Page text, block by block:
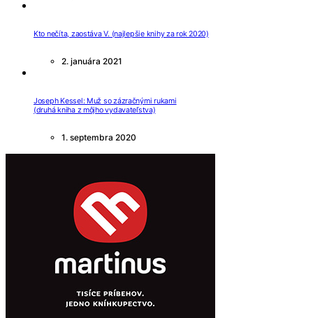
Kto nečíta, zaostáva V. (najlepšie knihy za rok 2020)
2. januára 2021
Joseph Kessel: Muž so zázračnými rukami
(druhá kniha z môjho vydavateľstva)
1. septembra 2020